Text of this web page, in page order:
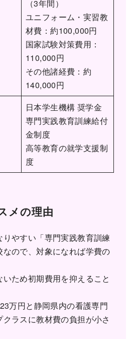
（3年間）
ユニフォーム・実習教
材費：約100,000円
国家試験対策費用：
110,000円
その他諸経費：約
140,000円
日本学生機構 奨学金
専門実践教育訓練給付
金制度
高等教育の就学支援制
度
メの理由
りやすい「専門実践教育訓練
ので、対象になれば学費の
いため初期費用を抑えること
万円と静岡県内の看護専門
ラスに教材費の負担が小さ